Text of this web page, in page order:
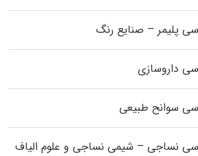
پلیمر – صنایع رنگ
داروسازی
سوانح طبیعی
نساجی – شیمی نساجی و علوم الیاف